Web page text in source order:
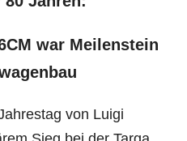
war Meilenstein
von Luigi